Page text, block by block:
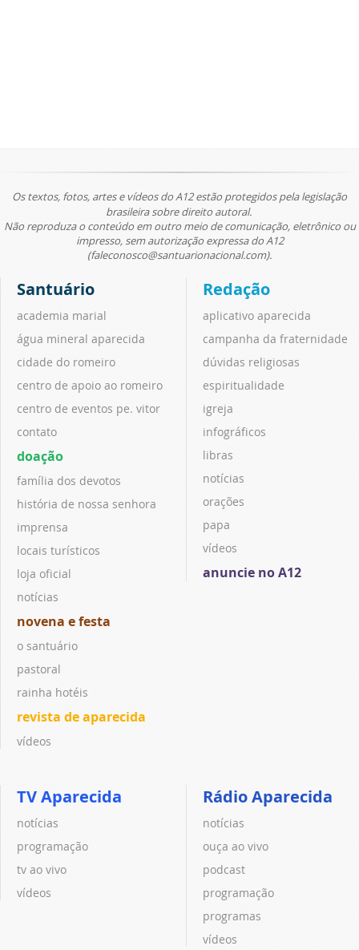
Os textos, fotos, artes e vídeos do A12 estão protegidos pela legislação
brasileira sobre direito autoral.
Não reproduza o conteúdo em outro meio de comunicação, eletrônico ou
impresso, sem autorização expressa do A12
(faleconosco@santuarionacional.com).
Santuário
academia marial
água mineral aparecida
cidade do romeiro
centro de apoio ao romeiro
centro de eventos pe. vitor
contato
doação
família dos devotos
história de nossa senhora
imprensa
locais turísticos
loja oficial
notícias
novena e festa
o santuário
pastoral
rainha hotéis
revista de aparecida
vídeos
Redação
aplicativo aparecida
campanha da fraternidade
dúvidas religiosas
espiritualidade
igreja
infográficos
libras
notícias
orações
papa
vídeos
anuncie no A12
TV Aparecida
notícias
programação
tv ao vivo
vídeos
Rádio Aparecida
notícias
ouça ao vivo
podcast
programação
programas
vídeos